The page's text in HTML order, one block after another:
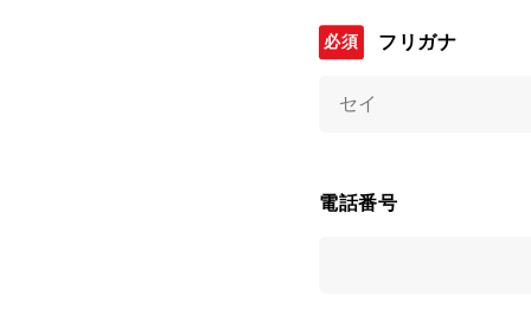
フリガナ
電話番号